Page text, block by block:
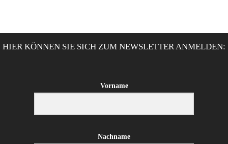
HIER KÖNNEN SIE SICH ZUM NEWSLETTER ANMELDEN:
Vorname
Nachname